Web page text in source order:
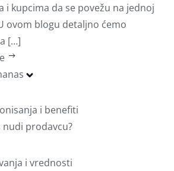
i kupcima da se povežu na jednoj
ovom blogu detaljno ćemo
[…]
i benefiti
nudi prodavcu?
i vrednosti